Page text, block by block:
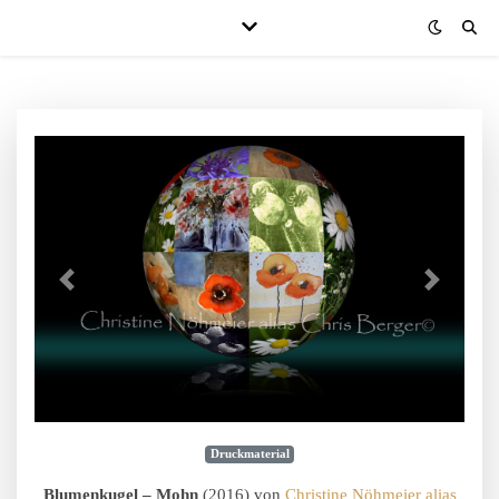
Druckmaterial
Blumenkugel – Mohn(2016) von Christine Nöhmeier alias